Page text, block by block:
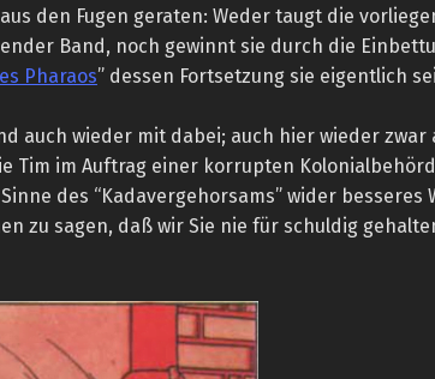
den Fugen geraten: Weder taugt die
Band, noch gewinnt sie durch die
Pharaos” dessen Fortsetzung sie eigentlich
auch wieder mit dabei; auch hier wieder zwar
Tim im Auftrag einer korrupten
des “Kadavergehorsams” wider besseres
zu sagen, daß wir Sie nie für schuldig